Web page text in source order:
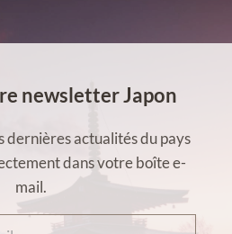
newsletter Japon
dernières actualités du pays
dans votre boîte e-
mail.